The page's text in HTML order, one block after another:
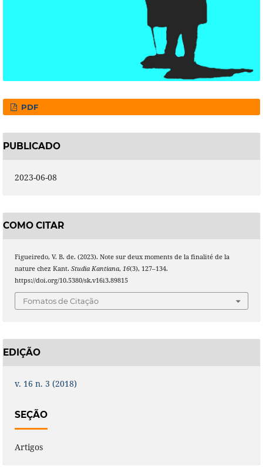
PDF
PUBLICADO
2023-06-08
COMO CITAR
Figueiredo, V. B. de. (2023). Note sur deux moments de la finalité de la
nature chez Kant. Studia Kantiana, 16(3), 127–134.
https://doi.org/10.5380/sk.v16i3.89815
Fomatos de Citação
EDIÇÃO
v. 16 n. 3 (2018)
SEÇÃO
Artigos